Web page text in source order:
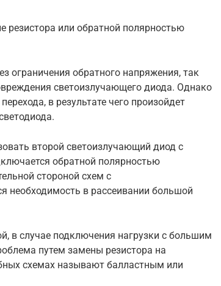
резистора или обратной полярностью
ограничения обратного напряжения, так
светоизлучающего диода. Однако
в результате чего произойдет
второй светоизлучающий диод с
обратной полярностью
стороной схем с
необходимость в рассеивании большой
в случае подключения нагрузки с большим
путем замены резистора на
схемах называют балластным или